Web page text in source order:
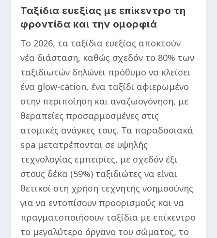
Ταξίδια ευεξίας με επίκεντρο τη
φροντίδα και την ομορφιά
Το 2026, τα ταξίδια ευεξίας αποκτούν
νέα διάσταση, καθώς σχεδόν το 80% των
ταξιδιωτών δηλώνει πρόθυμο να κλείσει
ένα glow-cation, ένα ταξίδι αφιερωμένο
στην περιποίηση και αναζωογόνηση, με
θεραπείες προσαρμοσμένες στις
ατομικές ανάγκες τους. Τα παραδοσιακά
spa μετατρέπονται σε υψηλής
τεχνολογίας εμπειρίες, με σχεδόν έξι
στους δέκα (59%) ταξιδιώτες να είναι
θετικοί στη χρήση τεχνητής νοημοσύνης
για να εντοπίσουν προορισμούς και να
πραγματοποιήσουν ταξίδια με επίκεντρο
το μεγαλύτερο όργανο του σώματος, το